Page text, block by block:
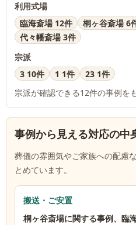
利用式場
臨海斎場 12件
桐ヶ谷斎場 6
代々幡斎場 3件
宗派
3 10件
1 1件
23 1件
宗派が確認できる12件の事例を
事例から見える対応の中
葬儀の雰囲気やご家族への配慮
とめています。
搬送・ご安置
桐ヶ谷斎場に関する事例、臨